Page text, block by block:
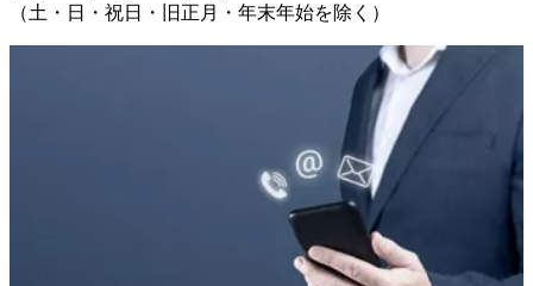
（土・日・祝日・旧正月・年末年始を除く）